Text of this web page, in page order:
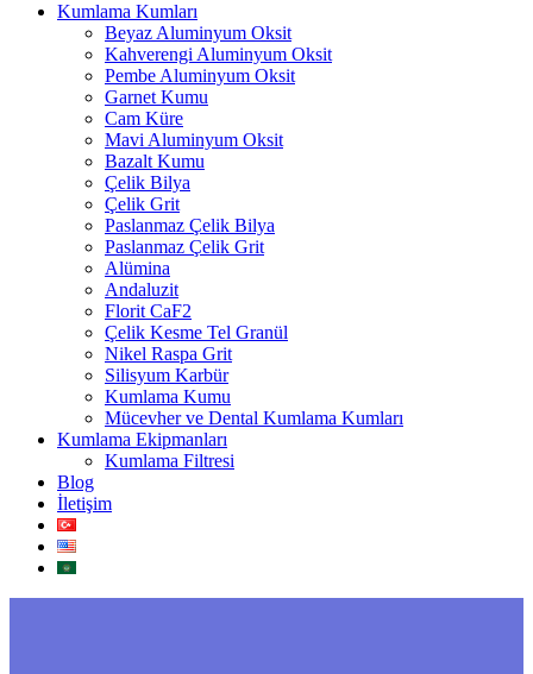
Kumlama Kumları
Beyaz Aluminyum Oksit
Kahverengi Aluminyum Oksit
Pembe Aluminyum Oksit
Garnet Kumu
Cam Küre
Mavi Aluminyum Oksit
Bazalt Kumu
Çelik Bilya
Çelik Grit
Paslanmaz Çelik Bilya
Paslanmaz Çelik Grit
Alümina
Andaluzit
Florit CaF2
Çelik Kesme Tel Granül
Nikel Raspa Grit
Silisyum Karbür
Kumlama Kumu
Mücevher ve Dental Kumlama Kumları
Kumlama Ekipmanları
Kumlama Filtresi
Blog
İletişim